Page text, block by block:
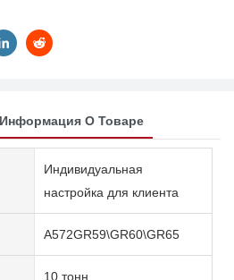
О Товаре
Индивидуальная
настройка для клиента
A572GR59\GR60\GR65
10 тонн